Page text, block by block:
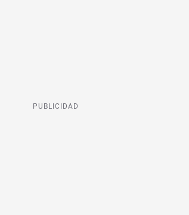
PUBLICIDAD